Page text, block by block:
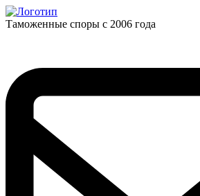
Таможенные споры с 2006 года